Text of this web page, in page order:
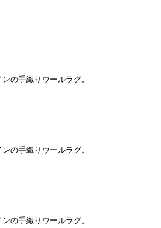
の手織りウールラグ。
の手織りウールラグ。
の手織りウールラグ。